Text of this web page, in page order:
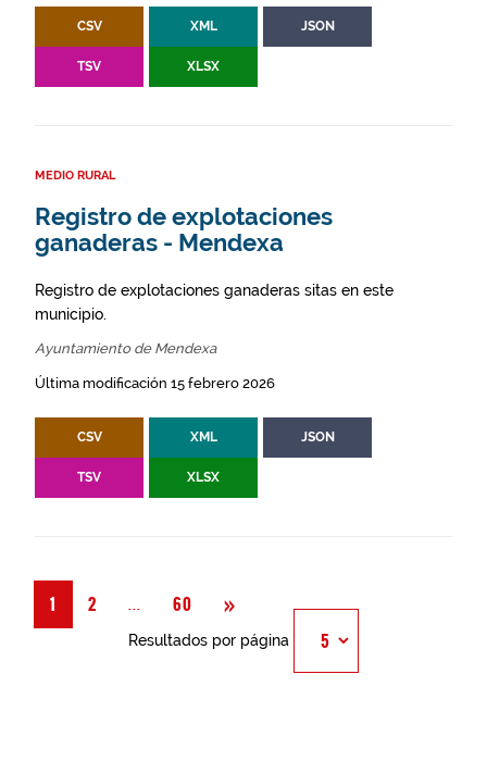
CSV XML JSON
TSV XLSX
MEDIO RURAL
Registro de explotaciones
ganaderas - Mendexa
Registro de explotaciones ganaderas sitas en este
municipio.
Ayuntamiento de Mendexa
Última modificación 15 febrero 2026
CSV XML JSON
TSV XLSX
1 2 Página
... 60 » Siguiente
Resultados por página